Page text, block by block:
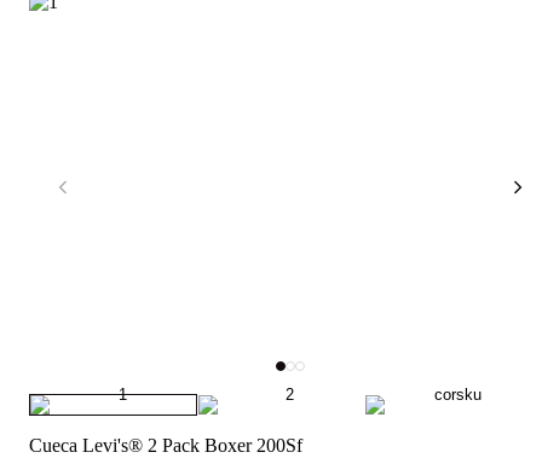
Cueca Levi's® 2 Pack Boxer 200Sf